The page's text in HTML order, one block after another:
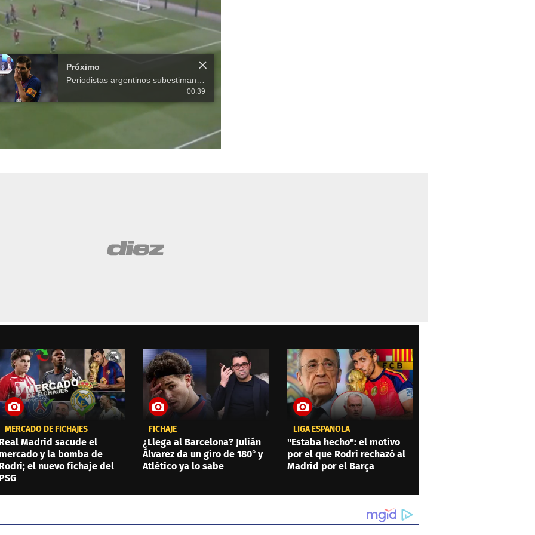
Próximo
Periodistas argentinos subestiman póker de Messi
00:39
MERCADO DE FICHAJES
Real Madrid sacude el
mercado y la bomba de
Rodri; el nuevo fichaje del
PSG
FICHAJE
¿Llega al Barcelona? Julián
Álvarez da un giro de 180° y
Atlético ya lo sabe
LIGA ESPAÑOLA
"Estaba hecho": el motivo
por el que Rodri rechazó al
Madrid por el Barça